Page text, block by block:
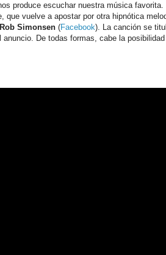
produce escuchar nuestra música
que vuelve a apostar por otra hipnótica
Rob Simonsen (Facebook). La canción se
anuncio. De todas formas, cabe la